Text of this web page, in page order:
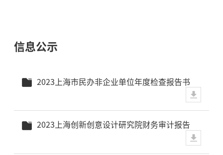
信息公示
2023上海市民办非企业单位年度检查报告书
2023上海创新创意设计研究院财务审计报告